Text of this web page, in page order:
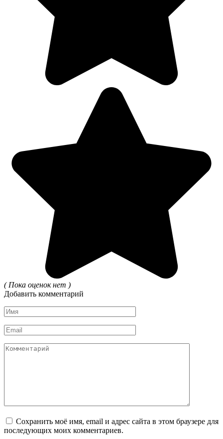
( Пока оценок нет )
Добавить комментарий
Имя
*
Email
*
Комментарий
Сохранить моё имя, email и адрес сайта в этом браузере для
последующих моих комментариев.